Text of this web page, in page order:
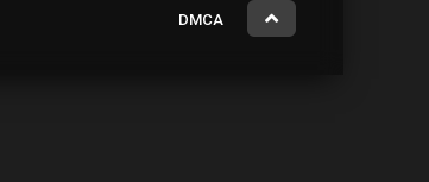
DMCA